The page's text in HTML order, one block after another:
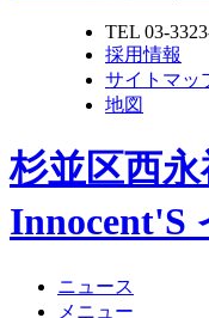
TEL 03-
採用情報
サイトマッ
地図
杉並区西
Innocent'S
ニュース
メニュー